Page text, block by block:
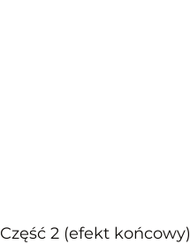
Część 2 (efekt końcowy)